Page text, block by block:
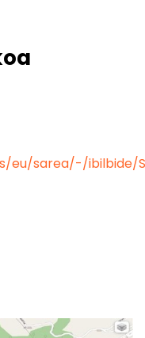
eu/sarea/-/ibilbide/